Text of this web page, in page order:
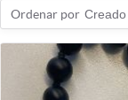
Ordenar por